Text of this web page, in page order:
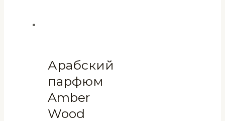
Арабский
парфюм
Amber
Wood